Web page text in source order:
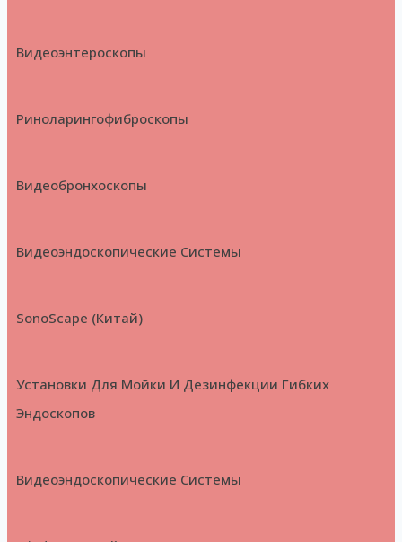
Видеоэнтероскопы
Риноларингофиброскопы
Видеобронхоскопы
Видеоэндоскопические Системы
SonoScape (Китай)
Установки Для Мойки И Дезинфекции Гибких
Эндоскопов
Видеоэндоскопические Системы